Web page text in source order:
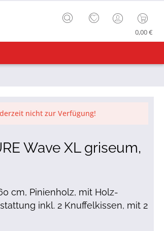
0,00 €
nicht zur Verfügung!
Wave XL griseum,
cm, Pinienholz, mit Holz-
inkl. 2 Knuffelkissen, mit 2